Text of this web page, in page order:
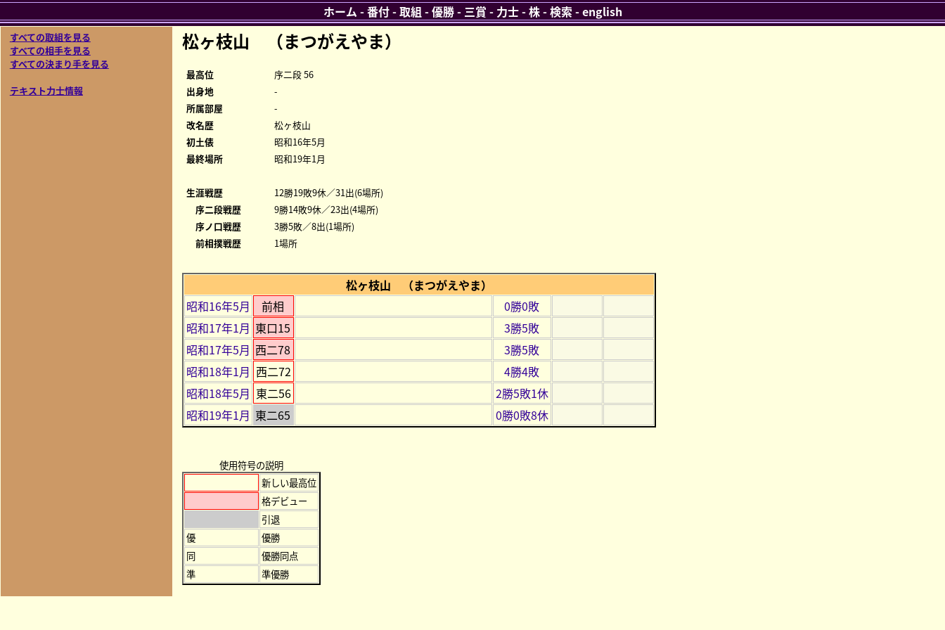
すべての取組を見る
すべての相手を見る
すべての決まり手を見る
テキスト力士情報
松ヶ枝山 （まつがえやま）
最高位
序二段 56
出身地
-
所属部屋
-
改名歴
松ヶ枝山
初土俵
昭和16年5月
最終場所
昭和19年1月
生涯戦歴
12勝19敗9休／31出(6場所)
序二段戦歴
9勝14敗9休／23出(4場所)
序ノ口戦歴
3勝5敗／8出(1場所)
前相撲戦歴
1場所
松ヶ枝山 （まつがえやま）
昭和16年5月
前相
0勝0敗
昭和17年1月 東口15
3勝5敗
昭和17年5月 西二78
3勝5敗
昭和18年1月 西二72
4勝4敗
昭和18年5月 東二56
2勝5敗1休
昭和19年1月 東二65 0勝0敗8休
使用符号の説明
新しい最高位
格デビュー
引退
優
優勝
同
優勝同点
準
準優勝
ホーム -番付-取組 -優勝- 三賞 - 力士-株-検索 -english